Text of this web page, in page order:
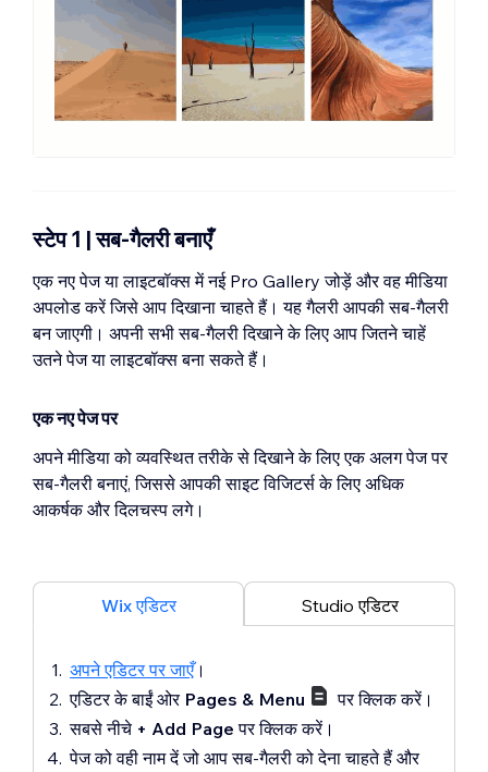
स्टेप 1 | सब-गैलरी बनाएँ
एक नए पेज या लाइटबॉक्स में नई Pro Gallery जोड़ें और वह मीडिया
अपलोड करें जिसे आप दिखाना चाहते हैं। यह गैलरी आपकी सब-गैलरी
बन जाएगी। अपनी सभी सब-गैलरी दिखाने के लिए आप जितने चाहें
उतने पेज या लाइटबॉक्स बना सकते हैं।
एक नए पेज पर
अपने मीडिया को व्यवस्थित तरीके से दिखाने के लिए एक अलग पेज पर
सब-गैलरी बनाएं, जिससे आपकी साइट विजिटर्स के लिए अधिक
आकर्षक और दिलचस्प लगे।
Wix एडिटर Studio एडिटर
अपने एडिटर पर जाएँ।
एडिटर के बाईं ओर Pages & Menu
पर क्लिक करें।
सबसे नीचे + Add Page पर क्लिक करें।
पेज को वही नाम दें जो आप सब-गैलरी को देना चाहते हैं और